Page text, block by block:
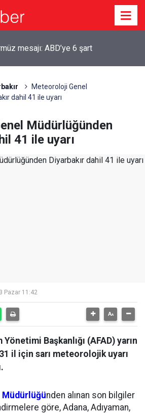
mesajı: ABD’ye 6 şart
yeniden açılıyor: Tarih belli
Meteoroloji Genel
dahil 41 ile uyarı
Müdürlüğünden
41 ile uyarı
Pazar 11:42
Başkanlığı (AFAD) yarın
il için sarı meteorolojik uyarı
nden alınan son bilgiler
göre, Adana, Adıyaman,